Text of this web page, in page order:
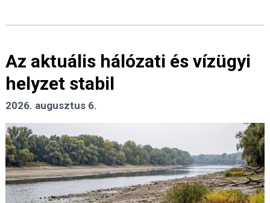
Az aktuális hálózati és vízügyi
helyzet stabil
2026. augusztus 6.